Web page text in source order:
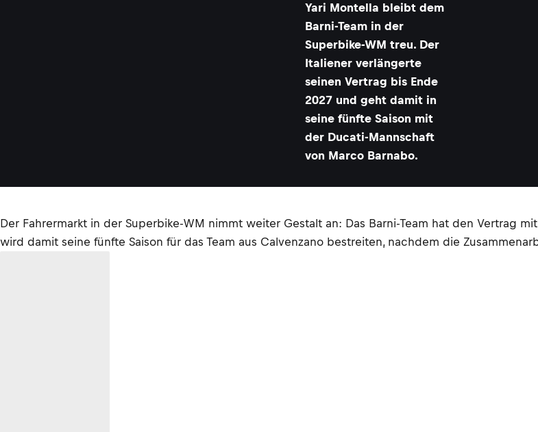
Yari Montella bleibt dem
Barni-Team in der
Superbike-WM treu. Der
Italiener verlängerte
seinen Vertrag bis Ende
2027 und geht damit in
seine fünfte Saison mit
der Ducati-Mannschaft
von Marco Barnabo.
Der Fahrermarkt in der Superbike-WM nimmt weiter Gestalt an: Das Barni-Team hat den Vertrag
wird damit seine fünfte Saison für das Team aus Calvenzano bestreiten, nachdem die